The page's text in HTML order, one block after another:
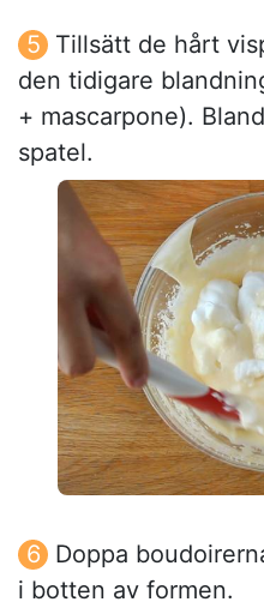
Tillsätt de hårt
den tidigare
+ mascarpone).
spatel.
Doppa
i botten av formen.